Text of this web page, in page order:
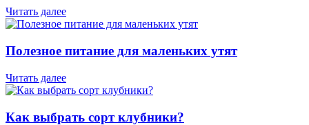
Читать далее
Полезное питание для маленьких утят
Читать далее
Как выбрать сорт клубники?